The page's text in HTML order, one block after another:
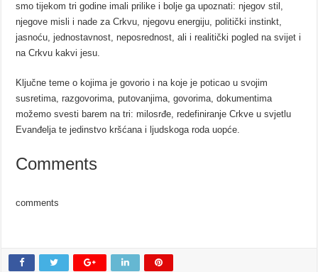
smo tijekom tri godine imali prilike i bolje ga upoznati: njegov stil,
njegove misli i nade za Crkvu, njegovu energiju, politički instinkt,
jasnoću, jednostavnost, neposrednost, ali i realitički pogled na svijet i
na Crkvu kakvi jesu.
Ključne teme o kojima je govorio i na koje je poticao u svojim
susretima, razgovorima, putovanjima, govorima, dokumentima
možemo svesti barem na tri: milosrđe, redefiniranje Crkve u svjetlu
Evanđelja te jedinstvo kršćana i ljudskoga roda uopće.
Comments
comments